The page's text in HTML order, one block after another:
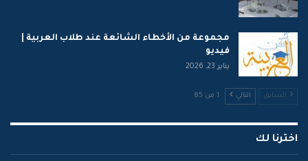
مجموعة من الأخطاء الشائعة عند طلاب العربية |
فيديو
يناير 23, 2026
السابق التالي 1 من 85
اخترنا لك